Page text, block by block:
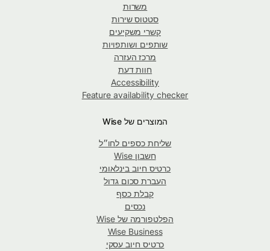
משרות
סטטוס שירות
קשרי משקיעים
שותפים ושותפויות
מרכז העזרה
חוות דעת
Accessibility
Feature availability checker
המוצרים של Wise
שליחת כספים לחו״ל
חשבון Wise
כרטיס חיוב בינלאומי
העברת סכום גדול
קבלת כסף
נכסים
הפלטפורמה של Wise
Wise Business
כרטיס חיוב עסקי